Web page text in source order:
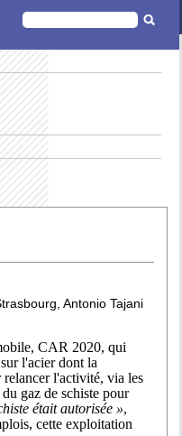
FORMULAIRE
DE
RECHERCHE
Antonio Tajani
CAR 2020, qui
l'acier dont la
l'activité, via les
gaz de schiste pour
était autorisée »,
cette exploitation